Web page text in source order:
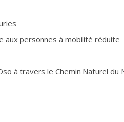
aux personnes à mobilité réduite
à travers le Chemin Naturel du